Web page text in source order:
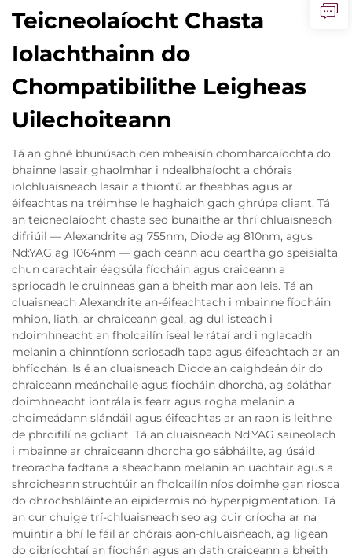
Teicneolaíocht Chasta
Iolachthainn do
Chompatibilithe Leigheas
Uilechoiteann
Tá an ghné bhunúsach den mheaisín chomharcaíochta do
bhainne lasair ghaolmhar i ndealbhaíocht a chórais
iolchluaisneach lasair a thiontú ar fheabhas agus ar
éifeachtas na tréimhse le haghaidh gach ghrúpa cliant. Tá
an teicneolaíocht chasta seo bunaithe ar thrí chluaisneach
difriúil — Alexandrite ag 755nm, Diode ag 810nm, agus
Nd:YAG ag 1064nm — gach ceann acu deartha go speisialta
chun carachtair éagsúla fíocháin agus craiceann a
spriocadh le cruinneas gan a bheith mar aon leis. Tá an
cluaisneach Alexandrite an-éifeachtach i mbainne fíocháin
mhion, liath, ar chraiceann geal, ag dul isteach i
ndoimhneacht an fholcailín íseal le rátaí ard i nglacadh
melanin a chinntíonn scriosadh tapa agus éifeachtach ar an
bhfíochán. Is é an cluaisneach Diode an caighdeán óir do
chraiceann meánchaile agus fíocháin dhorcha, ag soláthar
doimhneacht iontrála is fearr agus rogha melanin a
choimeádann slándáil agus éifeachtas ar an raon is leithne
de phroifílí na gcliant. Tá an cluaisneach Nd:YAG saineolach
i mbainne ar chraiceann dhorcha go sábháilte, ag úsáid
treoracha fadtana a sheachann melanin an uachtair agus a
shroicheann struchtúir an fholcailín níos doimhe gan riosca
do dhrochshláinte an eipidermis nó hyperpigmentation. Tá
an cur chuige trí-chluaisneach seo ag cuir críocha ar na
muintir a bhí le fáil ar chórais aon-chluaisneach, ag ligean
do oibríochtaí an fíochán agus an dath craiceann a bheith